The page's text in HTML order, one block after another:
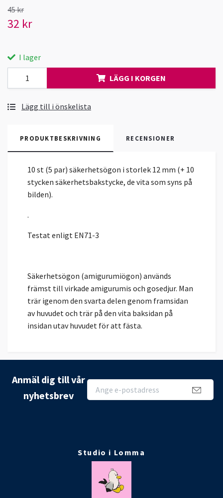
45 kr
32 kr
I lager
LÄGG I KORGEN
Lägg till i önskelista
PRODUKTBESKRIVNING RECENSIONER
10 st (5 par) säkerhetsögon i storlek 12 mm (+ 10
stycken säkerhetsbakstycke, de vita som syns på
bilden).
.
Testat enligt EN71-3
Säkerhetsögon (amigurumiögon) används
främst till virkade amigurumis och gosedjur. Man
trär igenom den svarta delen genom framsidan
av huvudet och trär på den vita baksidan på
insidan utav huvudet för att fästa.
Anmäl dig till vår
nyhetsbrev
Studio i Lomma